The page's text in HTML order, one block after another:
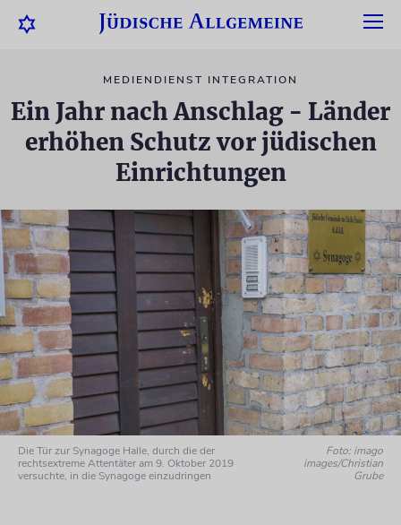
MEDIENDIENST INTEGRATION
Ein Jahr nach Anschlag - Länder
erhöhen Schutz vor jüdischen
Einrichtungen
Die Tür zur Synagoge Halle, durch die der
rechtsextreme Attentäter am 9. Oktober 2019
versuchte, in die Synagoge einzudringen
Foto: imago
images/Christian
Grube